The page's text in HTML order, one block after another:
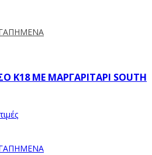
Κ18 ΜΕ ΜΑΡΓΑΡΙΤΆΡΙ SOUTH